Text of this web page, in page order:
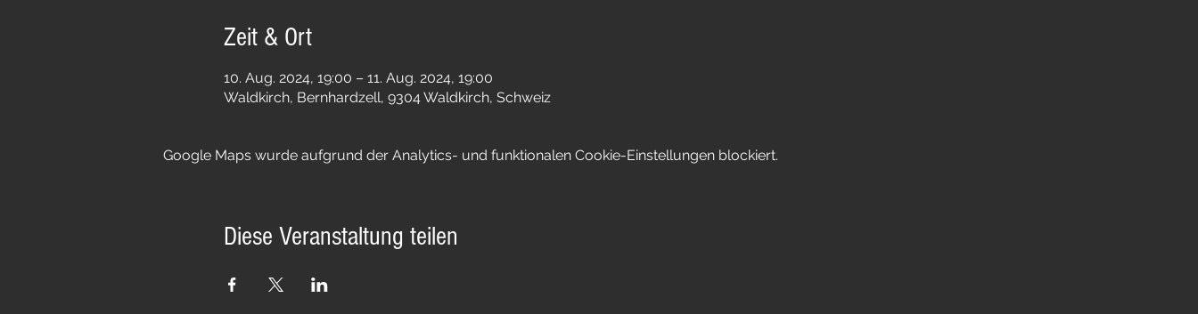
Zeit & Ort
10. Aug. 2024, 19:00 – 11. Aug. 2024, 19:00
Waldkirch, Bernhardzell, 9304 Waldkirch, Schweiz
Google Maps wurde aufgrund der Analytics- und funktionalen Cookie-Einstellungen blockiert.
Diese Veranstaltung teilen